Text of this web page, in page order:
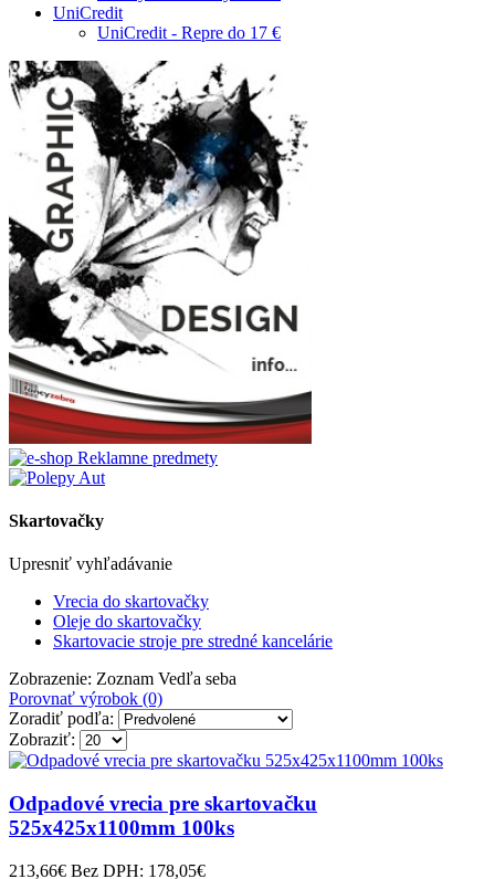
UniCredit
UniCredit - Repre do 17 €
Skartovačky
Upresniť vyhľadávanie
Vrecia do skartovačky
Oleje do skartovačky
Skartovacie stroje pre stredné kancelárie
Zobrazenie: Zoznam Vedľa seba
Porovnať výrobok (0)
Zoradiť podľa:
Zobraziť:
Odpadové vrecia pre skartovačku
525x425x1100mm 100ks
213,66€ Bez DPH: 178,05€